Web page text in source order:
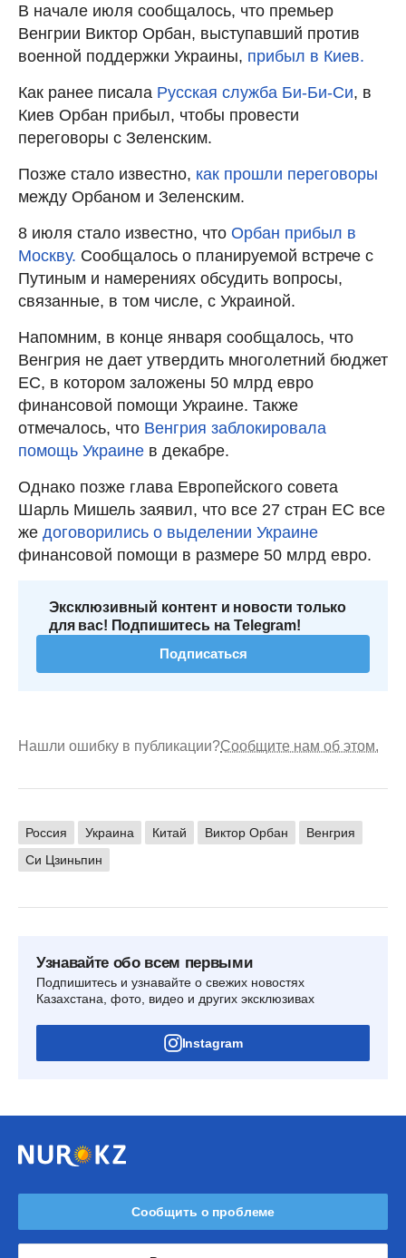
В начале июля сообщалось, что премьер
Венгрии Виктор Орбан, выступавший против
военной поддержки Украины, прибыл в Киев.
Как ранее писала Русская служба Би-Би-Си, в
Киев Орбан прибыл, чтобы провести
переговоры с Зеленским.
Позже стало известно, как прошли переговоры
между Орбаном и Зеленским.
8 июля стало известно, что Орбан прибыл в
Москву. Сообщалось о планируемой встрече с
Путиным и намерениях обсудить вопросы,
связанные, в том числе, с Украиной.
Напомним, в конце января сообщалось, что
Венгрия не дает утвердить многолетний бюджет
ЕС, в котором заложены 50 млрд евро
финансовой помощи Украине. Также
отмечалось, что Венгрия заблокировала
помощь Украине в декабре.
Однако позже глава Европейского совета
Шарль Мишель заявил, что все 27 стран ЕС все
же договорились о выделении Украине
финансовой помощи в размере 50 млрд евро.
Эксклюзивный контент и новости только
для вас! Подпишитесь на Telegram!
Подписаться
Нашли ошибку в публикации?Сообщите нам об этом.
Россия Украина Китай Виктор Орбан
Венгрия
Си Цзиньпин
Узнавайте обо всем первыми
Подпишитесь и узнавайте о свежих новостях
Казахстана, фото, видео и других эксклюзивах
Instagram
Сообщить о проблеме